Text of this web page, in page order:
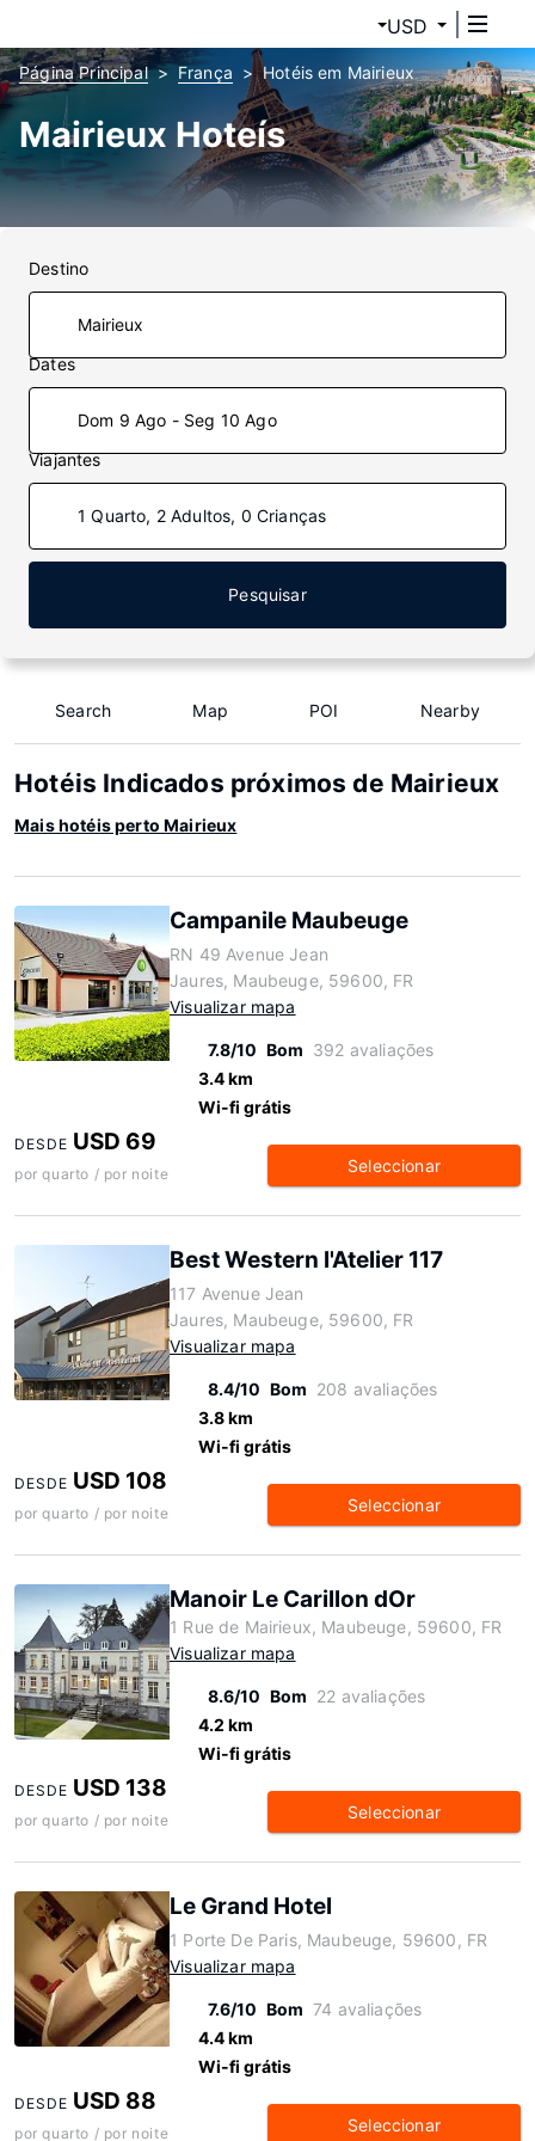
USD
Página Principal França Hotéis em Mairieux
Mairieux Hoteís
Destino
Dates
Dom 9 Ago - Seg 10 Ago
Viajantes
1 Quarto, 2 Adultos, 0 Crianças
Pesquisar
Search Map POI Nearby
Hotéis Indicados próximos de Mairieux
Mais hotéis perto Mairieux
Campanile Maubeuge
RN 49 Avenue Jean
Jaures, Maubeuge, 59600, FR
Visualizar mapa
7.8/10 Bom 392 avaliações
3.4 km
Wi-fi grátis
DESDE USD 69
por quarto / por noite Seleccionar
Best Western l'Atelier 117
117 Avenue Jean
Jaures, Maubeuge, 59600, FR
Visualizar mapa
8.4/10 Bom 208 avaliações
3.8 km
Wi-fi grátis
DESDE USD 108
por quarto / por noite Seleccionar
Manoir Le Carillon dOr
1 Rue de Mairieux, Maubeuge, 59600, FR
Visualizar mapa
8.6/10 Bom 22 avaliações
4.2 km
Wi-fi grátis
DESDE USD 138
por quarto / por noite Seleccionar
Le Grand Hotel
1 Porte De Paris, Maubeuge, 59600, FR
Visualizar mapa
7.6/10 Bom 74 avaliações
4.4 km
Wi-fi grátis
DESDE USD 88
por quarto / por noite Seleccionar